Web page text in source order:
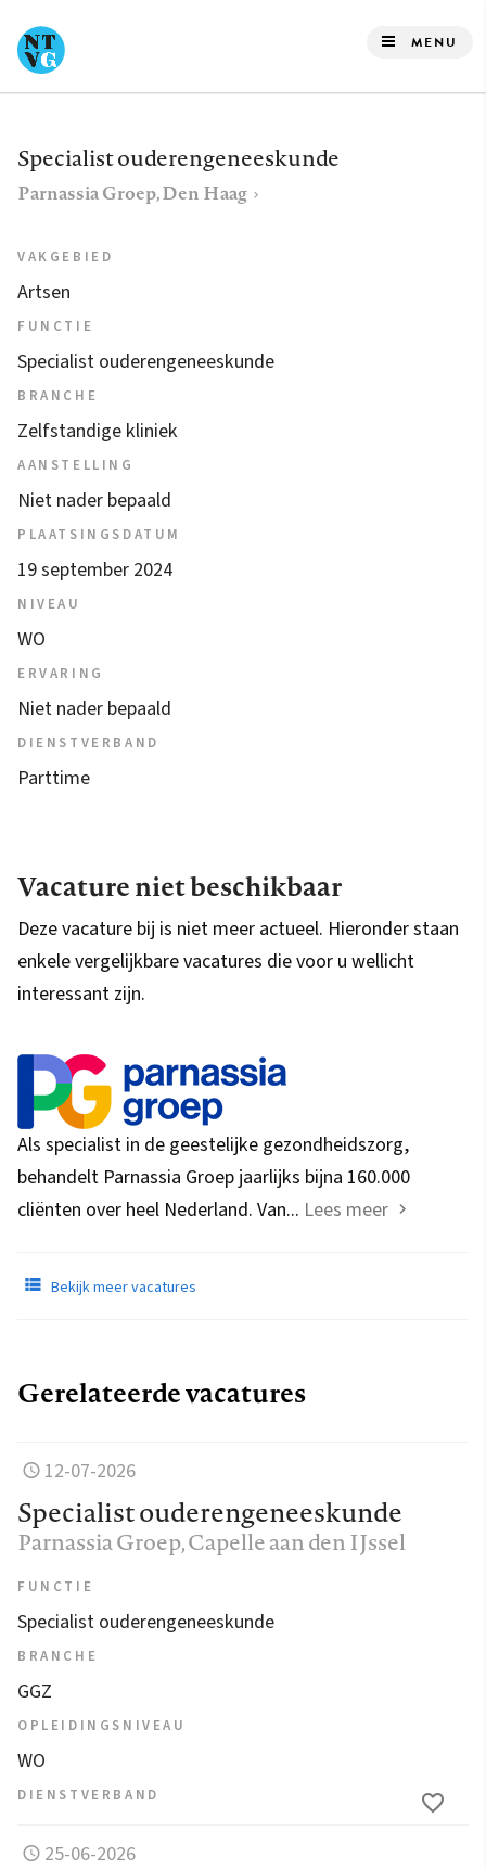
naar
de
gaan
MENU
Specialist ouderengeneeskunde
Parnassia Groep, Den Haag
VAKGEBIED
Artsen
FUNCTIE
Specialist ouderengeneeskunde
BRANCHE
Zelfstandige kliniek
AANSTELLING
Niet nader bepaald
PLAATSINGSDATUM
19 september 2024
NIVEAU
WO
ERVARING
Niet nader bepaald
DIENSTVERBAND
Parttime
Vacature niet beschikbaar
Deze vacature bij is niet meer actueel. Hieronder staan
enkele vergelijkbare vacatures die voor u wellicht
interessant zijn.
Als specialist in de geestelijke gezondheidszorg,
behandelt Parnassia Groep jaarlijks bijna 160.000
cliënten over heel Nederland. Van... Lees meer
Bekijk meer vacatures
Gerelateerde vacatures
12-07-2026
Specialist ouderengeneeskunde
Parnassia Groep, Capelle aan den IJssel
FUNCTIE
Specialist ouderengeneeskunde
BRANCHE
GGZ
OPLEIDINGSNIVEAU
WO
DIENSTVERBAND
25-06-2026